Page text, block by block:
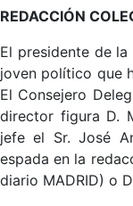
REDACCIÓN
El presidente de la
joven político que
El Consejero
director figura D.
jefe el Sr. José
espada en la
diario MADRID) o